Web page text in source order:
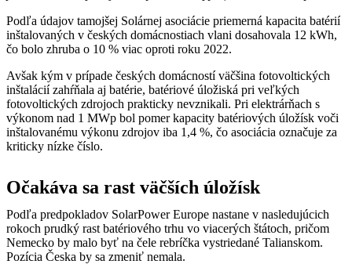
Podľa údajov tamojšej Solárnej asociácie priemerná kapacita batérií
inštalovaných v českých domácnostiach vlani dosahovala 12 kWh,
čo bolo zhruba o 10 % viac oproti roku 2022.
Avšak kým v prípade českých domácností väčšina fotovoltických
inštalácií zahŕňala aj batérie, batériové úložiská pri veľkých
fotovoltických zdrojoch prakticky nevznikali. Pri elektrárňach s
výkonom nad 1 MWp bol pomer kapacity batériových úložísk voči
inštalovanému výkonu zdrojov iba 1,4 %, čo asociácia označuje za
kriticky nízke číslo.
Očakáva sa rast väčších úložísk
Podľa predpokladov SolarPower Europe nastane v nasledujúcich
rokoch prudký rast batériového trhu vo viacerých štátoch, pričom
Nemecko by malo byť na čele rebríčka vystriedané Talianskom.
Pozícia Česka by sa zmeniť nemala.